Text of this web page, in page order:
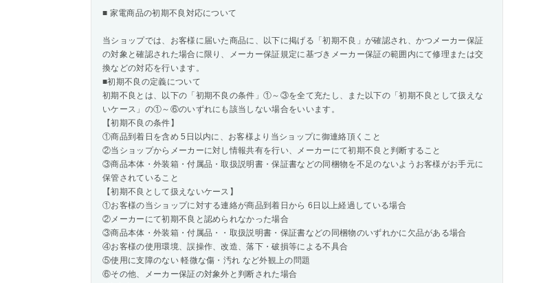
■ 家電商品の初期不良対応について
当ショップでは、お客様に届いた商品に、以下に掲げる「初期不良」が確認され、かつメーカー保証
の対象と確認された場合に限り、メーカー保証規定に基づきメーカー保証の範囲内にて修理または交
換などの対応を行います。
■初期不良の定義について
初期不良とは、以下の「初期不良の条件」①～③を全て充たし、また以下の「初期不良として扱えな
いケース」の①～⑥のいずれにも該当しない場合をいいます。
【初期不良の条件】
①商品到着日を含め 5日以内に、お客様より当ショップに御連絡頂くこと
②当ショップからメーカーに対し情報共有を行い、メーカーにて初期不良と判断すること
③商品本体・外装箱・付属品・取扱説明書・保証書などの同梱物を不足のないようお客様がお手元に
保管されていること
【初期不良として扱えないケース】
①お客様の当ショップに対する連絡が商品到着日から 6日以上経過している場合
②メーカーにて初期不良と認められなかった場合
③商品本体・外装箱・付属品・・取扱説明書・保証書などの同梱物のいずれかに欠品がある場合
④お客様の使用環境、誤操作、改造、落下・破損等による不具合
⑤使用に支障のない 軽微な傷・汚れ など外観上の問題
⑥その他、メーカー保証の対象外と判断された場合